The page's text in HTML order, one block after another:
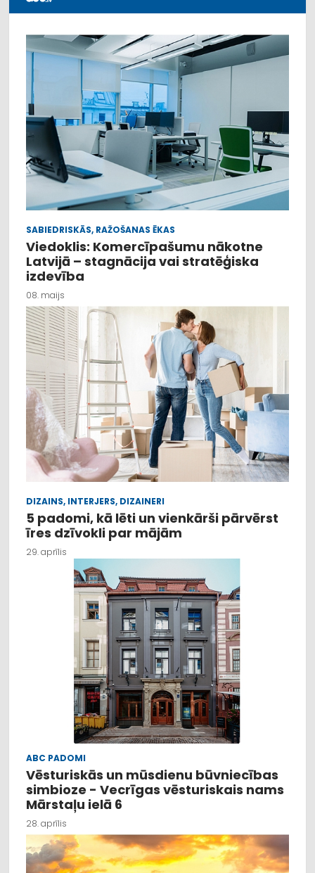
SABIEDRISKĀS, RAŽOŠANAS ĒKAS
Viedoklis: Komercīpašumu nākotne
Latvijā – stagnācija vai stratēģiska
izdevība
08. maijs
DIZAINS, INTERJERS, DIZAINERI
5 padomi, kā lēti un vienkārši pārvērst
īres dzīvokli par mājām
29. aprīlis
ABC PADOMI
Vēsturiskās un mūsdienu būvniecības
simbioze - Vecrīgas vēsturiskais nams
Mārstaļu ielā 6
28. aprīlis